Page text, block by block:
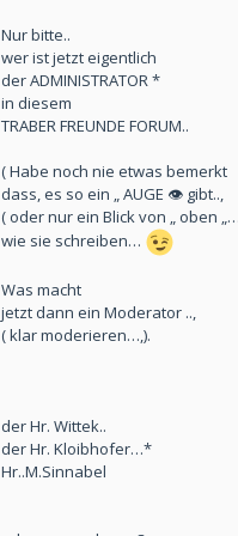
Nur bitte..
wer ist jetzt eigentlich
der ADMINISTRATOR *
in diesem
TRABER FREUNDE FORUM..
( Habe noch nie etwas bemerkt
dass, es so ein „ AUGE 👁️ gibt..,
( oder nur ein Blick von „ oben
wie sie schreiben…
Was macht
jetzt dann ein Moderator ..,
( klar moderieren…,).
der Hr. Wittek..
der Hr. Kloibhofer…*
Hr..M.Sinnabel